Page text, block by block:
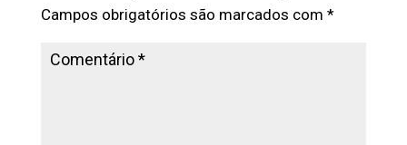
Campos obrigatórios são marcados com *